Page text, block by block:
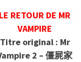
LE RETOUR DE MR
VAMPIRE
Titre original : Mr
2 – 僵屍家